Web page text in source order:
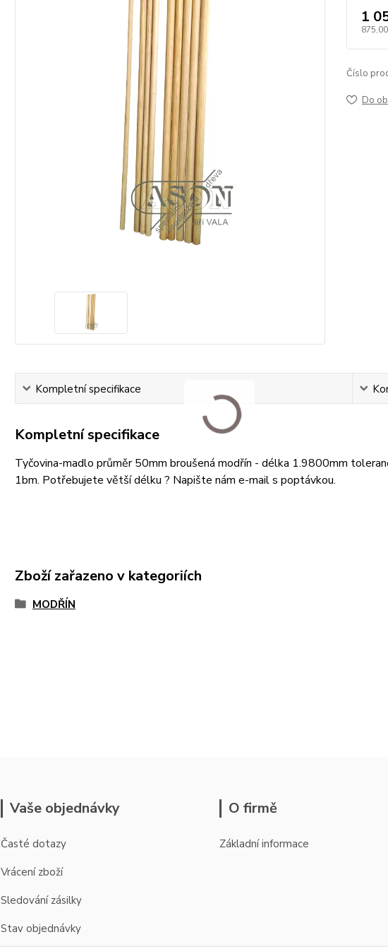
1
Číslo
Do
Kompletní specifikace
Kompletní specifikace
Tyčovina-madlo průměr 50mm broušená modřín - délka 1.9800mm
1bm. Potřebujete větší délku ? Napište nám e-mail s poptávkou.
Zboží zařazeno v kategoriích
MODŘÍN
Vaše objednávky
Časté dotazy
Vrácení zboží
Sledování zásilky
Stav objednávky
O firmě
Základní informace